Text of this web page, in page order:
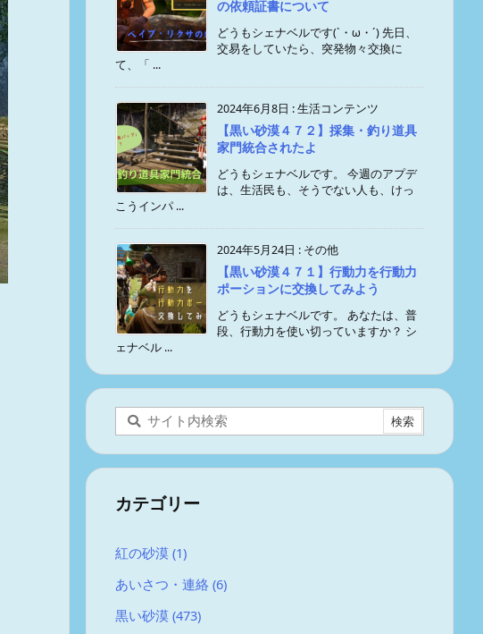
の依頼証書について
どうもシェナベルです(`・ω・´) 先日、
交易をしていたら、突発物々交換に
て、「 ...
2024年6月8日 :生活コンテンツ
【黒い砂漠４７２】採集・釣り道具
家門統合されたよ
どうもシェナベルです。 今週のアプデ
は、生活民も、そうでない人も、けっ
こうインパ ...
2024年5月24日 : その他
【黒い砂漠４７１】行動力を行動力
ポーションに交換してみよう
どうもシェナベルです。 あなたは、普
段、行動力を使い切っていますか？ シ
ェナベル ...
カテゴリー
紅の砂漠 (1)
あいさつ・連絡 (6)
黒い砂漠 (473)